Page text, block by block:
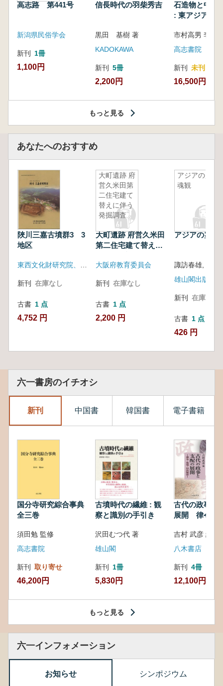
高志路 第441号
新潟県民俗学会
新刊 1冊
1,100円
信長時代の羽柴秀吉
黒田 基樹 著
KADOKAWA
新刊 5冊
2,200円
石造物と中世
: 東アジアと
高志書院
新刊 未刊
16,500円
もっと見る
あなたへのおすすめ
陜川三嘉古墳群3 3
地区
新刊 在庫なし
古書 1 点
4,752 円
大町遺跡 府
営久米田第
二住宅建て
替えに伴う
発掘調査
大町遺跡 府営久米田
第二住宅建て替えに
大阪府教育委員会
新刊 在庫なし
古書 1 点
2,200 円
アジアの霊
魂観
アジアの霊魂
諏訪春雄, 川村
雄山閣出版
新刊 在庫なし
古書 1 点
426 円
六一書房のイチオシ
新刊 中国書 韓国書 電子書籍
国分寺研究綜合事典
全三巻
須田勉 監修
高志書院
新刊 取り寄せ
46,200円
古墳時代の繊維 : 観
察と識別の手引き
沢田むつ代 著
雄山閣
新刊 1冊
5,830円
古代の政事と
展開 律令・
吉村 武彦 編集
八木書店
新刊 4冊
12,100円
もっと見る
六一インフォメーション
お知らせ シンポジウム